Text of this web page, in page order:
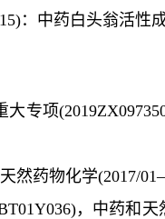
：中药白头翁活性
大专项(
然药物化学(2017/
)， 中药和天